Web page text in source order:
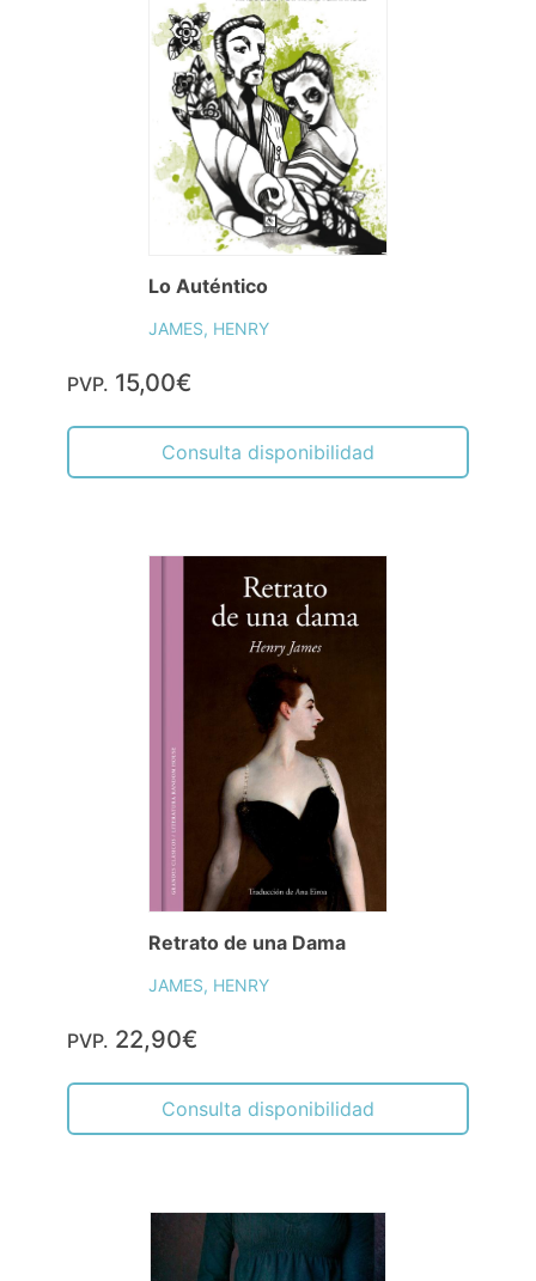
Lo Auténtico
JAMES, HENRY
PVP. 15,00€
Consulta disponibilidad
Retrato de una Dama
JAMES, HENRY
PVP. 22,90€
Consulta disponibilidad